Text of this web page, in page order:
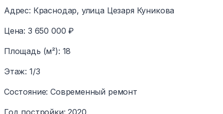
Адрес: Краснодар, улица Цезаря Куникова
Цена: 3 650 000 ₽
Площадь (м²): 18
Этаж: 1/3
Состояние: Современный ремонт
Год постройки: 2020